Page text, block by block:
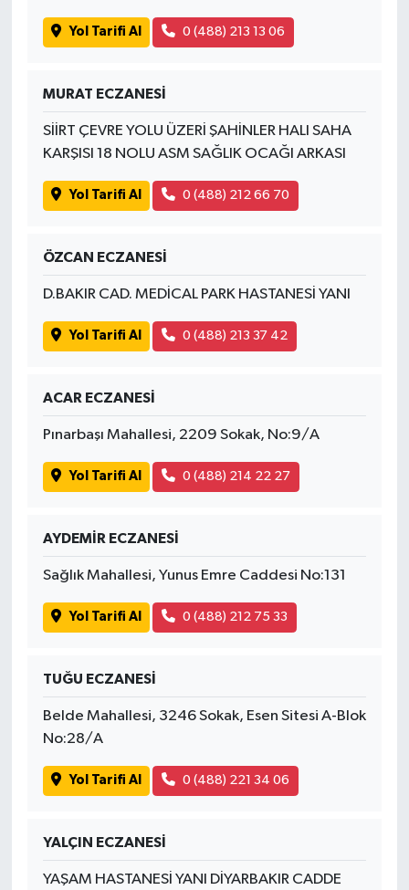
Yol Tarifi Al 0 (488) 213 13 06
MURAT ECZANESİ
SİİRT ÇEVRE YOLU ÜZERİ ŞAHİNLER HALI SAHA
KARŞISI 18 NOLU ASM SAĞLIK OCAĞI ARKASI
Yol Tarifi Al 0 (488) 212 66 70
ÖZCAN ECZANESİ
D.BAKIR CAD. MEDİCAL PARK HASTANESİ YANI
Yol Tarifi Al 0 (488) 213 37 42
ACAR ECZANESİ
Pınarbaşı Mahallesi, 2209 Sokak, No:9/A
Yol Tarifi Al 0 (488) 214 22 27
AYDEMİR ECZANESİ
Sağlık Mahallesi, Yunus Emre Caddesi No:131
Yol Tarifi Al 0 (488) 212 75 33
TUĞU ECZANESİ
Belde Mahallesi, 3246 Sokak, Esen Sitesi A-Blok
No:28/A
Yol Tarifi Al 0 (488) 221 34 06
YALÇIN ECZANESİ
YAŞAM HASTANESİ YANI DİYARBAKIR CADDE